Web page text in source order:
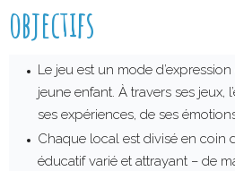
e
n
objectifs
Le jeu est un mode
jeune enfant. À travers ses jeux,
ses expériences, de ses
Chaque local est divisé en coin
éducatif varié et attrayant – de